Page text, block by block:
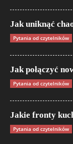
Jak uniknąć
Pytania od czytelników
Jak połączyć
Pytania od czytelników
Jakie fronty
Pytania od czytelników